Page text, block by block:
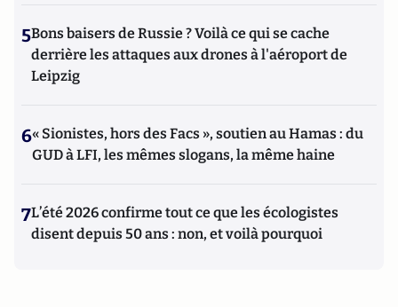
5Bons baisers de Russie ? Voilà ce qui se cache
derrière les attaques aux drones à l'aéroport de
Leipzig
6« Sionistes, hors des Facs », soutien au Hamas : du
GUD à LFI, les mêmes slogans, la même haine
7L’été 2026 confirme tout ce que les écologistes
disent depuis 50 ans : non, et voilà pourquoi